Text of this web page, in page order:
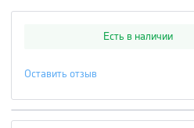
Есть в наличии
Оставить отзыв